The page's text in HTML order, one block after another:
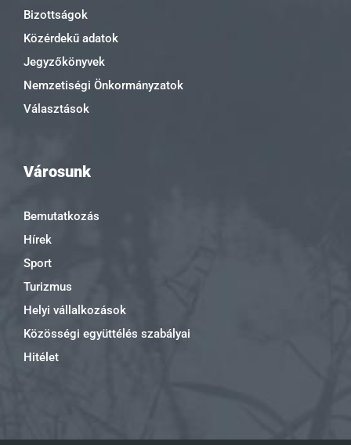
Bizottságok
Közérdekű adatok
Jegyzőkönyvek
Nemzetiségi Önkormányzatok
Választások
Városunk
Bemutatkozás
Hírek
Sport
Turizmus
Helyi vállalkozások
Közösségi együttélés szabályai
Hitélet